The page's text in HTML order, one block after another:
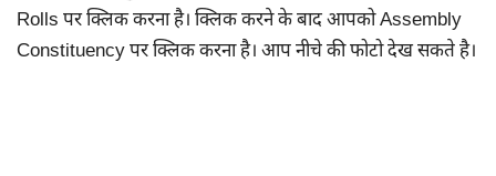
Rolls पर क्लिक करना है। क्लिक करने के बाद आपको Assembly
Constituency पर क्लिक करना है। आप नीचे की फोटो देख सकते है।